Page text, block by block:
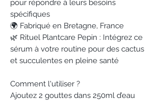
pour répondre à leurs besoins
spécifiques
🌍 Fabriqué en Bretagne, France
🌿 Rituel Plantcare Pepin : Intégrez ce
sérum à votre routine pour des cactus
et succulentes en pleine santé
Comment l'utiliser ?
Ajoutez 2 gouttes dans 250ml d’eau